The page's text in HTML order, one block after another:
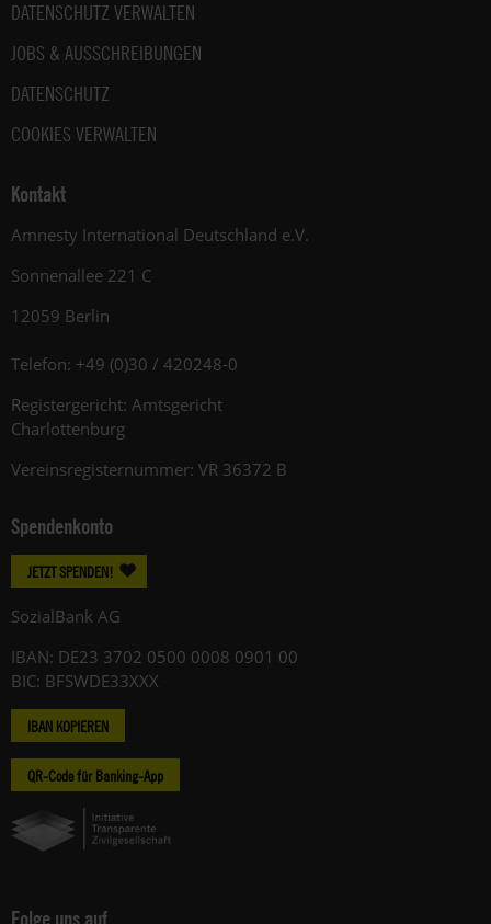
DATENSCHUTZ VERWALTEN
JOBS & AUSSCHREIBUNGEN
DATENSCHUTZ
COOKIES VERWALTEN
Kontakt
Amnesty International Deutschland e.V.
Sonnenallee 221 C
12059 Berlin
Telefon: +49 (0)30 / 420248-0
Registergericht: Amtsgericht
Charlottenburg
Vereinsregisternummer: VR 36372 B
Spendenkonto
JETZT SPENDEN!
SozialBank AG
IBAN: DE23 3702 0500 0008 0901 00
BIC: BFSWDE33XXX
IBAN KOPIEREN
QR-Code für Banking-App